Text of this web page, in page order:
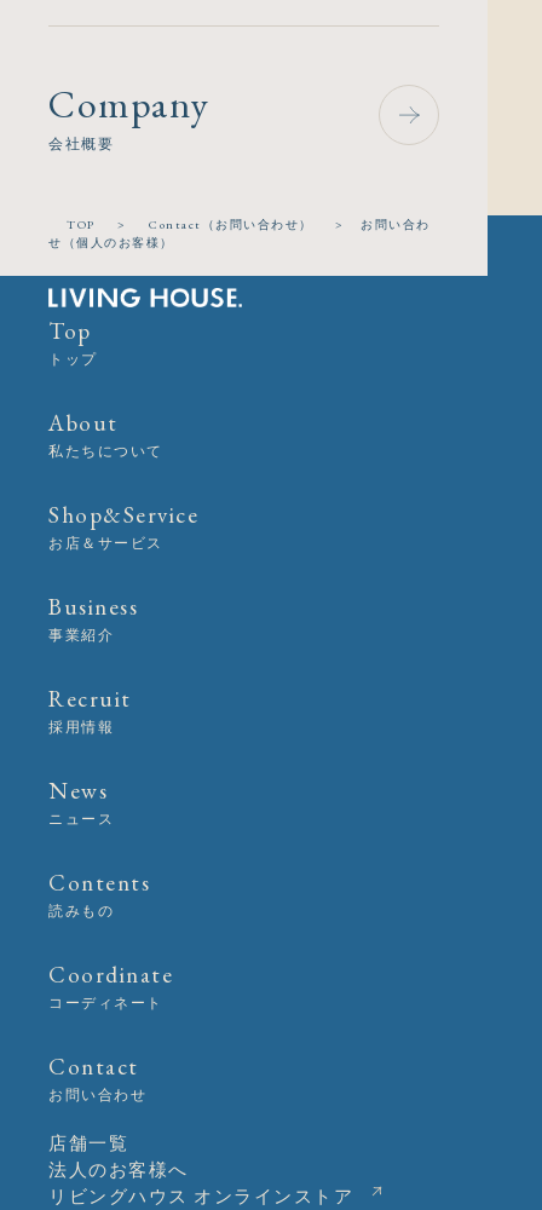
Company
会社概要
TOP > Contact（お問い合わせ） >
お問い合わ
せ（個人のお客様）
Top
トップ
About
私たちについて
Shop&Service
お店＆サービス
Business
事業紹介
Recruit
採用情報
News
ニュース
Contents
読みもの
Coordinate
コーディネート
Contact
お問い合わせ
店舗一覧
法人のお客様へ
リビングハウス オンラインストア